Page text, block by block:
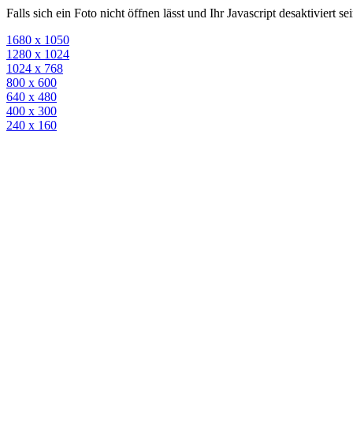
Falls sich ein Foto nicht öffnen lässt und Ihr Javascript desaktiviert
1680 x 1050
1280 x 1024
1024 x 768
800 x 600
640 x 480
400 x 300
240 x 160